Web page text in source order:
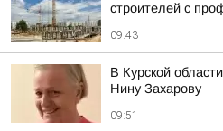
строителей с
09:43
В Курской
Нину Захарову
09:51